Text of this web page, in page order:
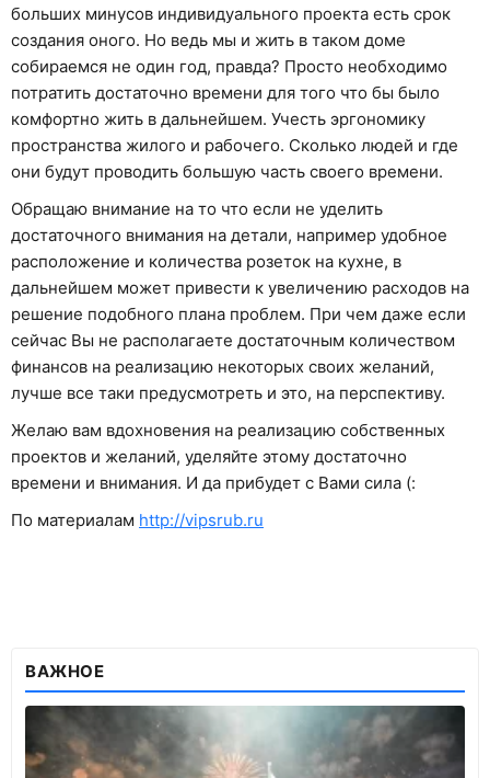
больших минусов индивидуального проекта есть срок
создания оного. Но ведь мы и жить в таком доме
собираемся не один год, правда? Просто необходимо
потратить достаточно времени для того что бы было
комфортно жить в дальнейшем. Учесть эргономику
пространства жилого и рабочего. Сколько людей и где
они будут проводить большую часть своего времени.
Обращаю внимание на то что если не уделить
достаточного внимания на детали, например удобное
расположение и количества розеток на кухне, в
дальнейшем может привести к увеличению расходов на
решение подобного плана проблем. При чем даже если
сейчас Вы не располагаете достаточным количеством
финансов на реализацию некоторых своих желаний,
лучше все таки предусмотреть и это, на перспективу.
Желаю вам вдохновения на реализацию собственных
проектов и желаний, уделяйте этому достаточно
времени и внимания. И да прибудет с Вами сила (:
По материалам http://vipsrub.ru
ВАЖНОЕ